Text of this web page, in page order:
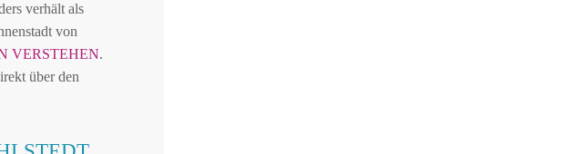
verhält als
von
VERSTEHEN.
über den